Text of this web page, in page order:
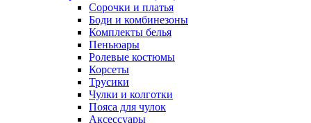
Сорочки и платья
Боди и комбинезоны
Комплекты белья
Пеньюары
Ролевые костюмы
Корсеты
Трусики
Чулки и колготки
Пояса для чулок
Аксессуары